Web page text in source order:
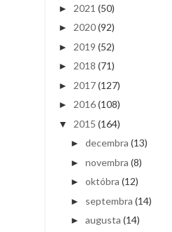
► 2021 (50)
► 2020(92)
► 2019 (52)
► 2018 (71)
► 2017(127)
► 2016(108)
▼ 2015 (164)
► decembra (13)
► novembra (8)
► októbra (12)
► septembra (14)
► augusta (14)